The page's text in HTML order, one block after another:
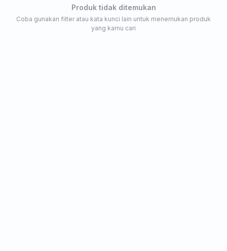
Produk tidak ditemukan
Coba gunakan filter atau kata kunci lain untuk menemukan produk
yang kamu cari